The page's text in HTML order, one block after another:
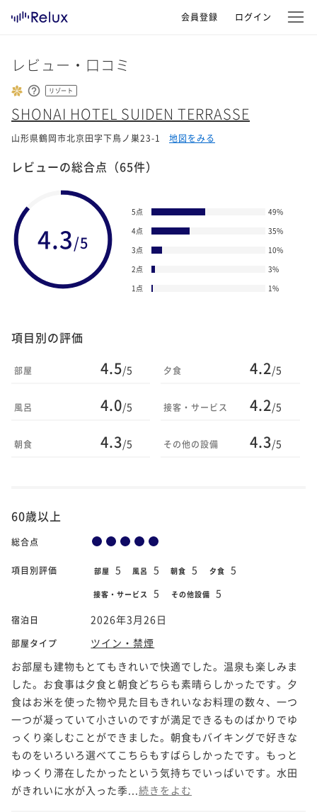
会員登録 ログイン
レビュー・口コミ
リゾート
SHONAI HOTEL SUIDEN TERRASSE
山形県鶴岡市北京田字下鳥ノ巣23-1 地図をみる
レビューの総合点 （65件）
4.3/5
5点 49%
4点
35%
3点
10%
2点
3%
1点
1%
項目別の評価
部屋 4.5/5
風呂 4.0/5
朝食 4.3/5
夕食 4.2/5
接客・サービス 4.2/5
その他の設備 4.3/5
60歳以上
総合点
項目別評価 部屋 5 風呂 5 朝食 5 夕食 5
接客・サービス 5 その他設備 5
宿泊日 2026年3月26日
部屋タイプ
ツイン・禁煙
お部屋も建物もとてもきれいで快適でした。温泉も楽しみま
した。お食事は夕食と朝食どちらも素晴らしかったです。夕
食はお米を使った物や見た目もきれいなお料理の数々、一つ
一つが凝っていて小さいのですが満足できるものばかりでゆ
っくり楽しむことができました。朝食もバイキングで好きな
ものをいろいろ選べてこちらもすばらしかったです。もっと
ゆっくり滞在したかったという気持ちでいっぱいです。水田
がきれいに水が入った季... 続きをよむ